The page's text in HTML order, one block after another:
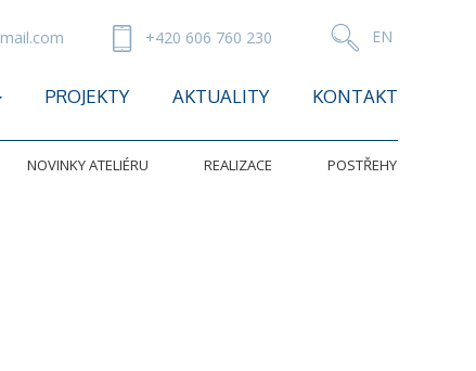
+420 606 760 230
PROJEKTY AKTUALITY KONTAKT
NOVINKY ATELIÉRU REALIZACE POSTŘEHY